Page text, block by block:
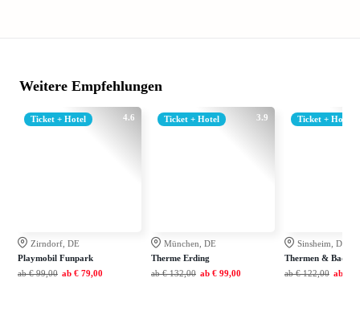
Weitere Empfehlungen
4.6
Ticket + Hotel
Zirndorf, DE
Playmobil Funpark
ab € 99,00 ab € 79,00
3.9
Ticket + Hotel
München, DE
Therme Erding
ab € 132,00 ab € 99,00
Ticket + Hotel
Sinsheim, DE
Thermen &
ab € 122,00 ab